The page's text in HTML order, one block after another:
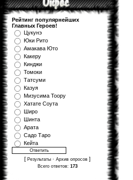
Рейтинг популярнейших
Главных Героев!
Цукунэ
Юки Рито
Амакава Юто
Какеру
Кинджи
Томоки
Татсуми
Казуя
Мизуcима Тоору
Хатате Соута
Широ
Шинта
Арата
Садо Таро
Кейта
[ Результаты · Архив опросов ]
Всего ответов: 173